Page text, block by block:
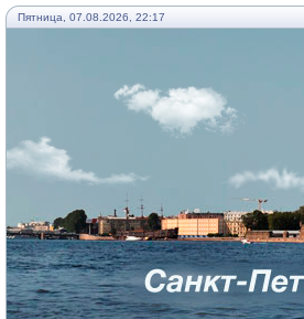
Пятница, 07.08.2026, 22:17